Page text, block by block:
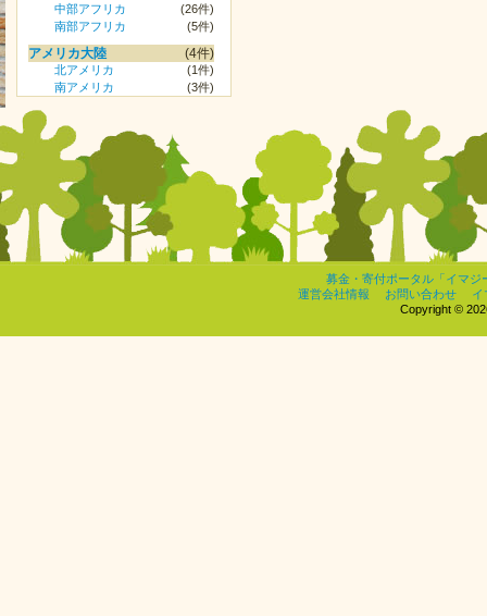
中部アフリカ
(26件)
南部アフリカ
(5件)
アメリカ大陸 (4件)
北アメリカ
(1件)
南アメリカ
(3件)
募金・寄付ポータル「イマジ
運営会社情報
お問い合わせ
イ
Copyright ©